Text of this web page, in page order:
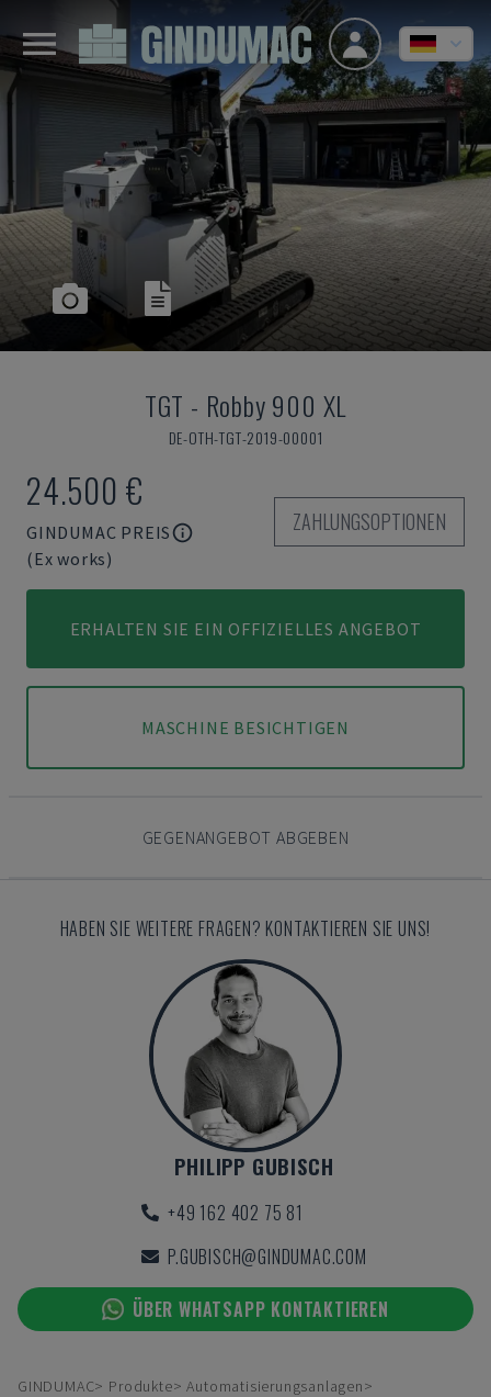
TGT - Robby 900 XL
DE-OTH-TGT-2019-00001
24.500 €
GINDUMAC PREIS
(Ex works)
ZAHLUNGSOPTIONEN
ERHALTEN SIE EIN OFFIZIELLES ANGEBOT
MASCHINE BESICHTIGEN
GEGENANGEBOT ABGEBEN
HABEN SIE WEITERE FRAGEN? KONTAKTIEREN SIE UNS!
PHILIPP GUBISCH
+49 162 402 75 81
P.GUBISCH@GINDUMAC.COM
ÜBER WHATSAPP KONTAKTIEREN
GINDUMAC Produkte
Automatisierungsanlagen